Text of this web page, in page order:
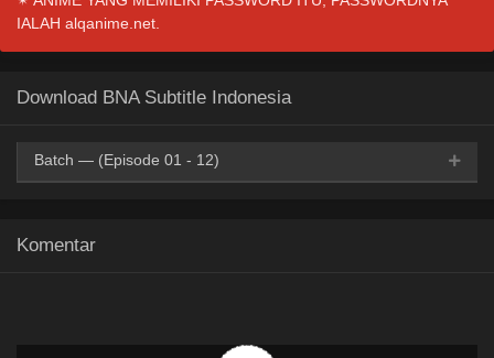
IALAH alqanime.net.
Download BNA Subtitle Indonesia
Batch — (Episode 01 - 12)
BatchID
Komentar